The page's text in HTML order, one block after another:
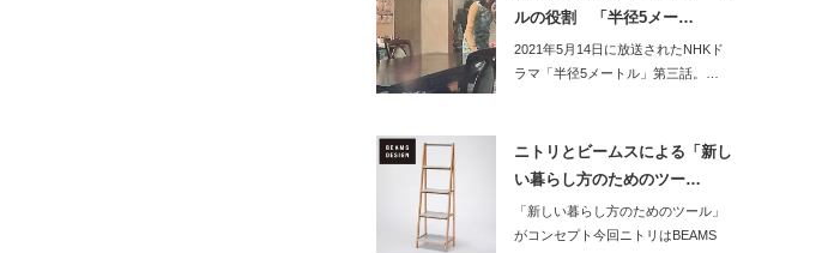
ルの役割 「半径5メー…
2021年5月14日に放送されたNHKド
ラマ「半径5メートル」第三話。…
ニトリとビームスによる「新し
い暮らし方のためのツー…
「新しい暮らし方のためのツール」
がコンセプト今回ニトリはBEAMS